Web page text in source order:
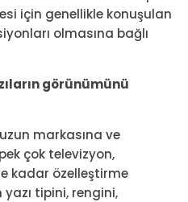
için genellikle konuşulan
olmasına bağlı
görünümünü
markasına ve
çok televizyon,
kadar özelleştirme
yazı tipini, rengini,